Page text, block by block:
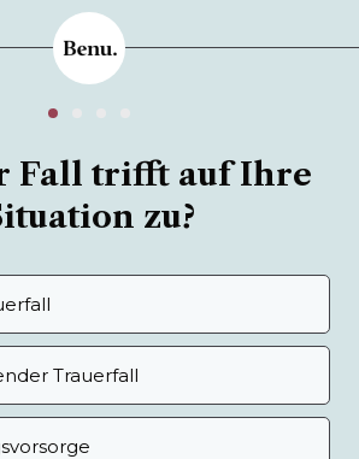
Fall trifft auf Ihre
zu?
Trauerfall